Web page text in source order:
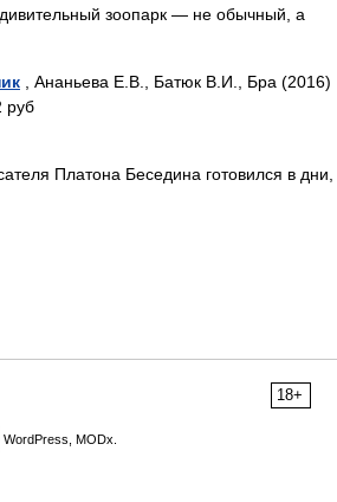
зоопарк — не обычный, а
, Ананьева Е.В., Батюк В.И., Бра (2016)
руб
Платона Беседина готовился в дни,
18+
WordPress, MODx.